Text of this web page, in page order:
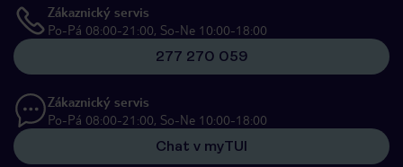
Zákaznický servis
Po-Pá 08:00-21:00, So-Ne 10:00-18:00
277 270 059
Zákaznický servis
Po-Pá 08:00-21:00, So-Ne 10:00-18:00
Chat v myTUI